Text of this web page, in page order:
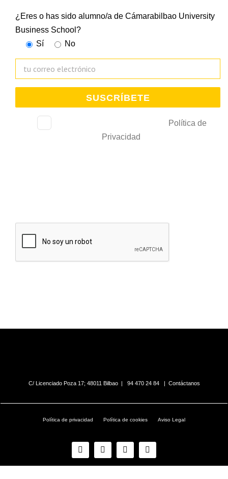
¿Eres o has sido alumno/a de Cámarabilbao University
Business School?
Sí
No
Política de
Privacidad
C/ Licenciado Poza 17; 48011 Bilbao | 94 470 24 84| Contáctanos
Política de privacidad Política de cookies Aviso Legal